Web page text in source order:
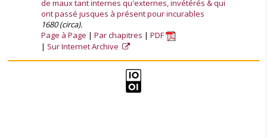
de maux tant internes qu'externes, invétérés & qui
ont passé jusques à présent pour incurables
1680 (circa).
Page à Page
Par chapitres
PDF
Sur Internet Archive